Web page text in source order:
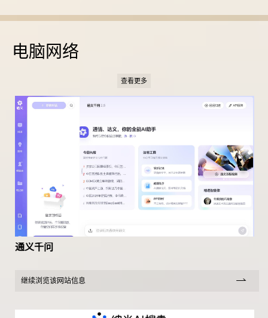
电脑网络
查看更多
通义千问
继续浏览该网站信息